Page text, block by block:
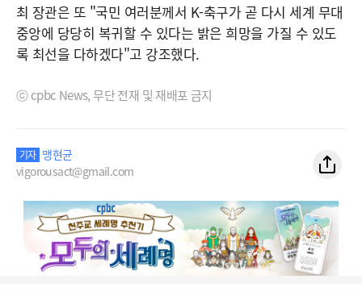
최 장관은 또 "국민 여러분께서 K-축구가 곧 다시 세계 무대
중앙에 당당히 복귀할 수 있다는 밝은 희망을 가질 수 있도
록 최선을 다하겠다"고 강조했다.
ⓒ cpbc News, 무단 전재 및 재배포 금지
기자 맹현균
vigorousact@gmail.com